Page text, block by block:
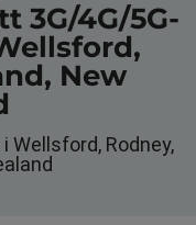
3G/4G/5G-
New
Wellsford, Rodney,